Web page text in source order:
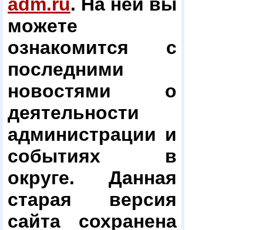
можете
ознакомится с
последними
новостями о
деятельности
администрации и
событиях в
округе. Данная
старая версия
сайта сохранена